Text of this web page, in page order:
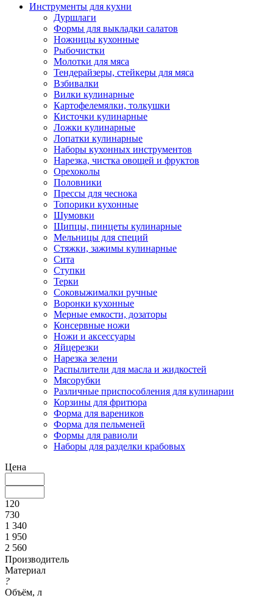
Инструменты для кухни
Дуршлаги
Формы для выкладки салатов
Ножницы кухонные
Рыбочистки
Молотки для мяса
Тендерайзеры, стейкеры для мяса
Взбивалки
Вилки кулинарные
Картофелемялки, толкушки
Кисточки кулинарные
Ложки кулинарные
Лопатки кулинарные
Наборы кухонных инструментов
Нарезка, чистка овощей и фруктов
Орехоколы
Половники
Прессы для чеснока
Топорики кухонные
Шумовки
Щипцы, пинцеты кулинарные
Мельницы для специй
Стяжки, зажимы кулинарные
Сита
Ступки
Терки
Соковыжималки ручные
Воронки кухонные
Мерные емкости, дозаторы
Консервные ножи
Ножи и аксессуары
Яйцерезки
Нарезка зелени
Распылители для масла и жидкостей
Мясорубки
Различные приспособления для кулинарии
Корзины для фритюра
Форма для вареников
Форма для пельменей
Формы для равиоли
Наборы для разделки крабовых
Цена
120
730
1 340
1 950
2 560
Производитель
Материал
?
Объём, л